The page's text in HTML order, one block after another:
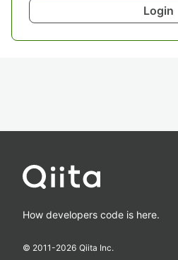
Login
How developers code is here.
© 2011-2026 Qiita Inc.